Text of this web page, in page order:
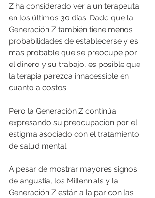
Z ha considerado ver a un terapeuta
en los últimos 30 días. Dado que la
Generación Z también tiene menos
probabilidades de establecerse y es
más probable que se preocupe por
el dinero y su trabajo, es posible que
la terapia parezca innacessible en
cuanto a costos.
Pero la Generación Z continúa
expresando su preocupación por el
estigma asociado con el tratamiento
de salud mental.
A pesar de mostrar mayores signos
de angustia, los Millennials y la
Generación Z están a la par con las